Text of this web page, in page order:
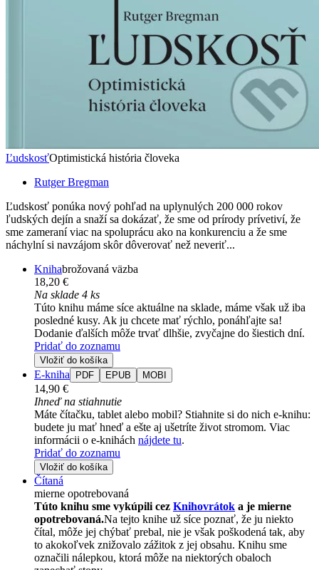
ĽudskosťOptimistická história človeka
Rutger Bregman
Ľudskosť ponúka nový pohľad na uplynulých 200 000 rokov
ľudských dejín a snaží sa dokázať, že sme od prírody prívetiví, že
sme zameraní viac na spoluprácu ako na konkurenciu a že sme
náchylní si navzájom skôr dôverovať než neveriť...
Knihabrožovaná väzba
18,20 €
Na sklade 4 ks
Túto knihu máme síce aktuálne na sklade, máme však už iba
posledné kusy. Ak ju chcete mať rýchlo, ponáhľajte sa!
Dodanie ďalších môže trvať dlhšie, zvyčajne do šiestich dní.
Pridať do zoznamu
Vložiť do košíka
E-kniha PDF EPUB MOBI
14,90 €
Ihneď na stiahnutie
Máte čítačku, tablet alebo mobil? Stiahnite si do nich e-knihu:
budete ju mať hneď a ešte aj ušetríte život stromom. Viac
informácii o e-knihách nájdete tu.
Pridať do zoznamu
Vložiť do košíka
Čítaná
mierne opotrebovaná
Túto knihu sme vykúpili cez Knihovrátok a je mierne
opotrebovaná.Na tejto knihe už síce poznať, že ju niekto
čítal, môže jej chýbať prebal, nie je však poškodená tak, aby
to akokoľvek znižovalo zážitok z jej obsahu. Knihu sme
označili nálepkou, ktorá môže na niektorých obaloch